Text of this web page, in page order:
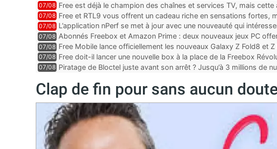
07/08 Free est déjà le champion des chaînes et services TV, mais cette
encore au moin...
07/08 Free et RTL9 vous offrent un cadeau riche en sensations fortes,
l’obtenir
07/08 L’application nPerf se met à jour avec une nouveauté qui
Mobile, Orange, SFR ...
07/08 Abonnés Freebox et Amazon Prime : deux nouveaux jeux PC
07/08 Free Mobile lance officiellement les nouveaux Galaxy Z Fold8 et
des promos et des cadeaux
07/08 Free doit-il lancer une nouvelle box à la place de la Freebox
07/08 Piratage de Bloctel juste avant son arrêt ? Jusqu’à 3 millions de
Clap de fin pour sans aucun